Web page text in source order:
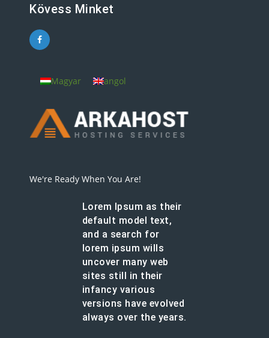
Kövess Minket
Magyar angol
We're Ready When You Are!
Lorem Ipsum as their
default model text,
and a search for
lorem ipsum wills
uncover many web
sites still in their
infancy various
versions have evolved
always over the years.